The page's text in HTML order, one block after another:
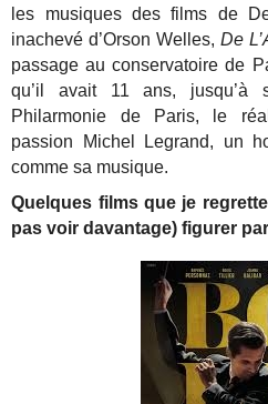
les musiques des films de
inachevé d’Orson Welles,De
passage au conservatoire de
qu’il avait 11 ans,
Philarmonie de Paris, le
passion Michel Legrand, un
comme sa musique.
Quelques films que je
pas voir davantage) figurer